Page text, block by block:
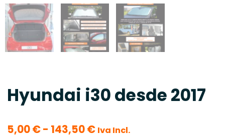
Hyundai i30 desde 2017
5,00€- 143,50€Rango
Iva Incl.